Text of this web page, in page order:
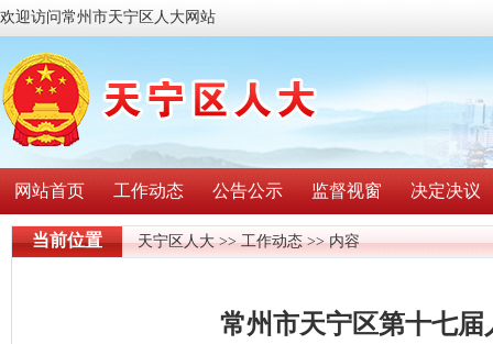
欢迎访问常州市天宁区人大网站
网站首页 工作动态 公告公示 监督视窗 决定决议
当前位置 天宁区人大>>工作动态>> 内容
常州市天宁区第十七